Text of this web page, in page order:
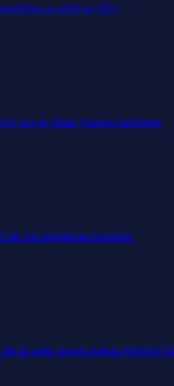
un informe SEO.
con el Rank Tracker ilimitado.
de tus implementaciones.
tu web con el nuevo Monitor